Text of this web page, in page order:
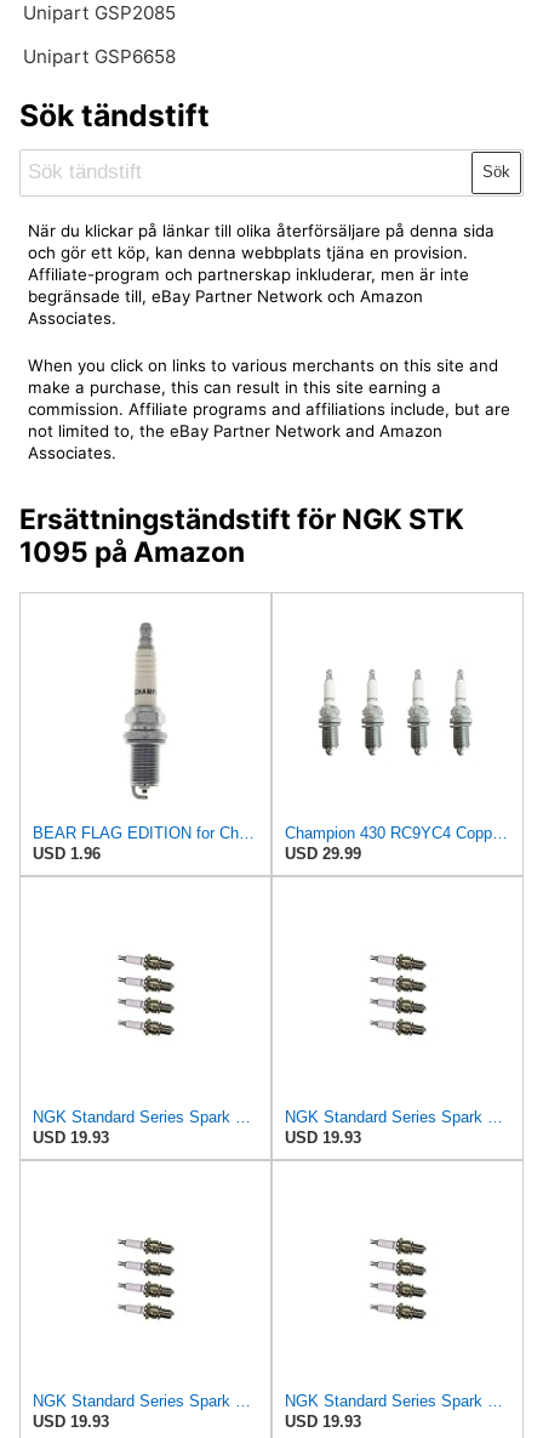
Unipart GSP2085
Unipart GSP6658
Sök tändstift
Sök
När du klickar på länkar till olika återförsäljare på denna sida
och gör ett köp, kan denna webbplats tjäna en provision.
Affiliate-program och partnerskap inkluderar, men är inte
begränsade till, eBay Partner Network och Amazon
Associates.
When you click on links to various merchants on this site and
make a purchase, this can result in this site earning a
commission. Affiliate programs and affiliations include, but are
not limited to, the eBay Partner Network and Amazon
Associates.
Ersättningständstift för NGK STK
1095 på Amazon
BEAR FLAG EDITION for Champion 430S Spark Plug- RC9YC4
USD 1.96
USD 29.99
USD 19.93
USD 19.93
USD 19.93
USD 19.93